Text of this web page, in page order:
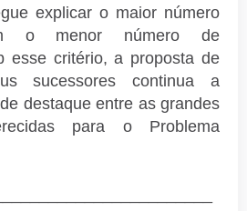
explicar o maior número
o menor número de
esse critério, a proposta de
sucessores continua a
destaque entre as grandes
para o Problema